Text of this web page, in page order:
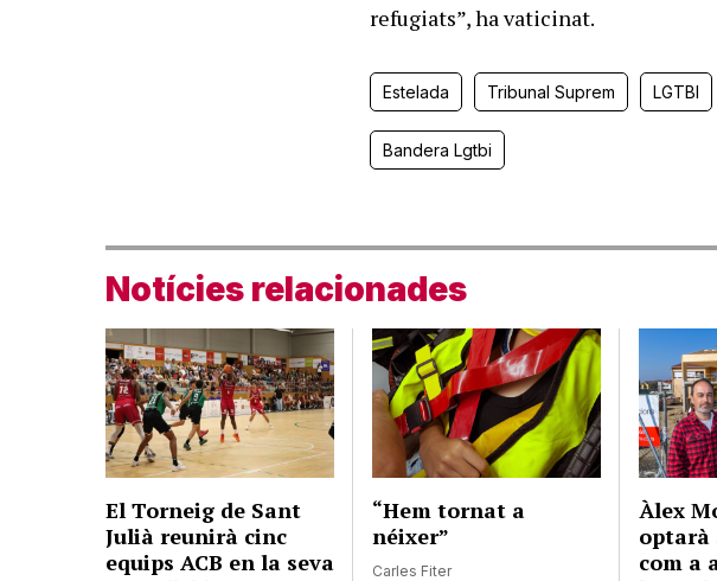
refugiats”, ha vaticinat.
Estelada Tribunal Suprem LGTBI
Bandera Lgtbi
Notícies relacionades
El Torneig de Sant
Julià reunirà cinc
equips ACB en la seva
“Hem tornat a
néixer”
Carles Fiter
Àlex
optarà
com a